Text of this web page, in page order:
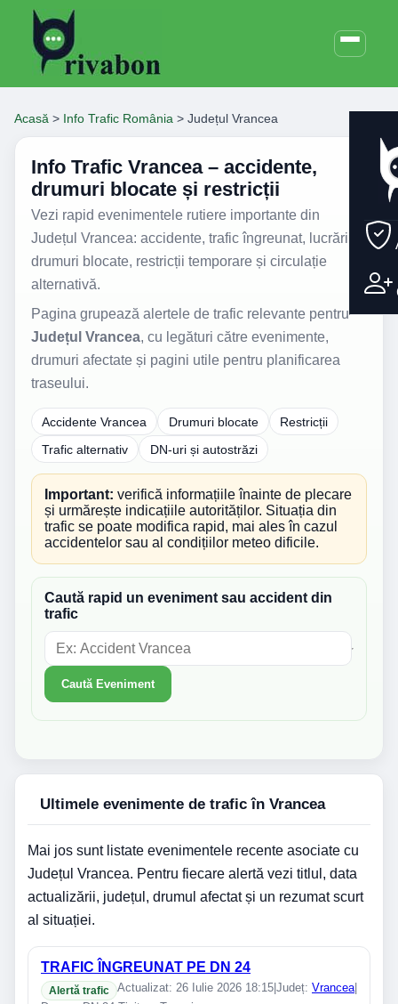
Acasă > Info Trafic România > Județul Vrancea
Info Trafic Vrancea – accidente,
drumuri blocate și restricții
Vezi rapid evenimentele rutiere importante din
Județul Vrancea: accidente, trafic îngreunat, lucrări,
drumuri blocate, restricții temporare și circulație
alternativă.
Pagina grupează alertele de trafic relevante pentru
Județul Vrancea, cu legături către evenimente,
drumuri afectate și pagini utile pentru planificarea
traseului.
Accidente Vrancea Drumuri blocate
Restricții
Trafic alternativ
DN-uri și autostrăzi
Important: verifică informațiile înainte de plecare
și urmărește indicațiile autorităților. Situația din
trafic se poate modifica rapid, mai ales în cazul
accidentelor sau al condițiilor meteo dificile.
Caută rapid un eveniment sau accident din
trafic
Caută Eveniment
Ultimele evenimente de trafic în Vrancea
Mai jos sunt listate evenimentele recente asociate cu
Județul Vrancea. Pentru fiecare alertă vezi titlul, data
actualizării, județul, drumul afectat și un rezumat scurt
al situației.
TRAFIC ÎNGREUNAT PE DN 24
Alertă trafic Actualizat: 26 Iulie 2026 18:15 Județ: Vrancea|